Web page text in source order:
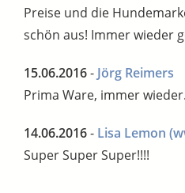
Preise und die
schön aus! Immer wieder
15.06.2016- Jörg Reimers
Prima Ware, immer wieder.
14.06.2016- Lisa Lemon
Super Super Super!!!!